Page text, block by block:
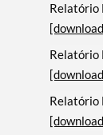
Relatório
Relatório
Relatório